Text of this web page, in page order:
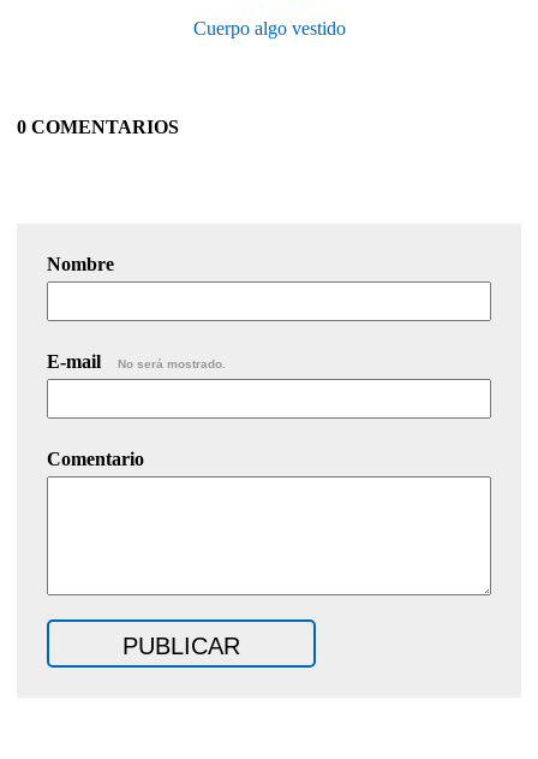
Cuerpo algo vestido
0 COMENTARIOS
Nombre
E-mail No será mostrado.
Comentario